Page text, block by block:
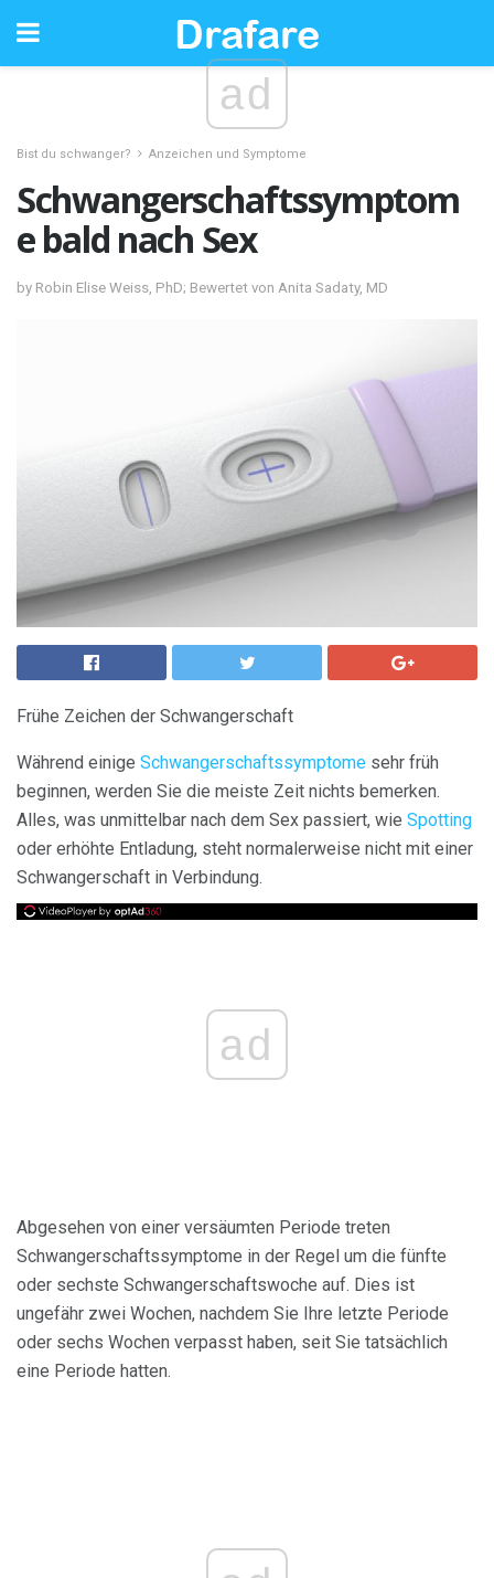
ad
Bist du schwanger? Anzeichen und Symptome
Schwangerschaftssymptom
e bald nach Sex
by Robin Elise Weiss, PhD; Bewertet von Anita Sadaty, MD
Frühe Zeichen der Schwangerschaft
Während einige Schwangerschaftssymptome sehr früh
beginnen, werden Sie die meiste Zeit nichts bemerken.
Alles, was unmittelbar nach dem Sex passiert, wie Spotting
oder erhöhte Entladung, steht normalerweise nicht mit einer
Schwangerschaft in Verbindung.
ad
Abgesehen von einer versäumten Periode treten
Schwangerschaftssymptome in der Regel um die fünfte
oder sechste Schwangerschaftswoche auf. Dies ist
ungefähr zwei Wochen, nachdem Sie Ihre letzte Periode
oder sechs Wochen verpasst haben, seit Sie tatsächlich
eine Periode hatten.